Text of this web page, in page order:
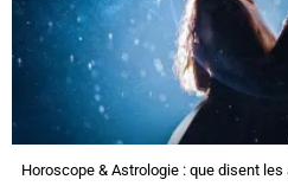
Horoscope & Astrologie : que disent les